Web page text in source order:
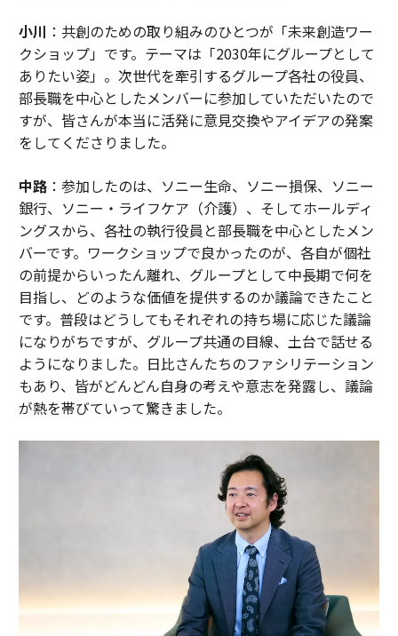
小川 ：共創のための取り組みのひとつが「未来創造ワー
クショップ」です。テーマは「2030年にグループとして
ありたい姿」。次世代を牽引するグループ各社の役員、
部長職を中心としたメンバーに参加していただいたので
すが、皆さんが本当に活発に意見交換やアイデアの発案
をしてくださりました。
中路：参加したのは、ソニー生命、ソニー損保、ソニー
銀行、ソニー・ライフケア（介護）、そしてホールディ
ングスから、各社の執行役員と部長職を中心としたメン
バーです。ワークショップで良かったのが、各自が個社
の前提からいったん離れ、グループとして中長期で何を
目指し、どのような価値を提供するのか議論できたこと
です。普段はどうしてもそれぞれの持ち場に応じた議論
になりがちですが、グループ共通の目線、土台で話せる
ようになりました。日比さんたちのファシリテーション
もあり、皆がどんどん自身の考えや意志を発露し、議論
が熱を帯びていって驚きました。